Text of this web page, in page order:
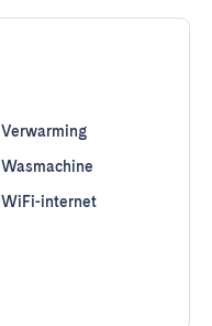
Verwarming
Wasmachine
WiFi-internet